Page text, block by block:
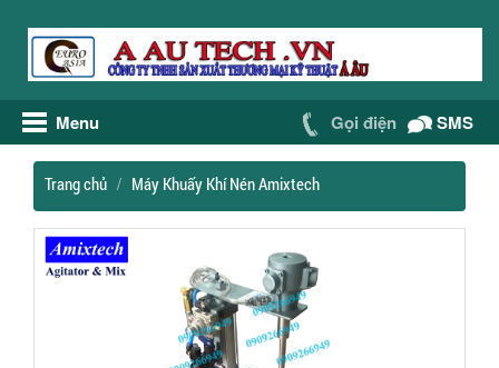
Menu Gọi điện SMS
Trang chủ Máy Khuấy Khí Nén Amixtech